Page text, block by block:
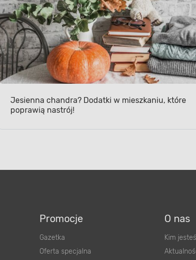
Jesienna chandra? Dodatki w mieszkaniu, które
poprawią nastrój!
Promocje
Gazetka
Oferta specjalna
O nas
Kim